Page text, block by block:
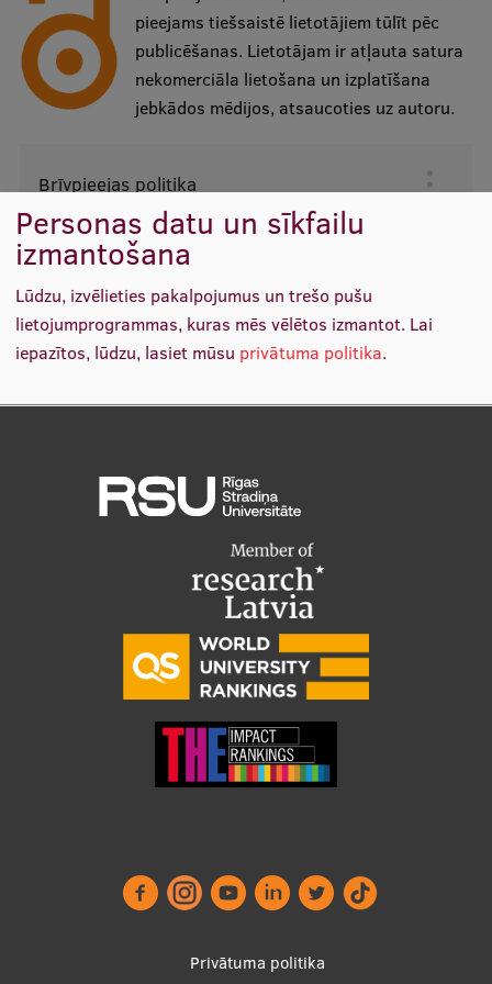
Mobile
galvenā
izvēlne
Studiju iespējas
Maģistra studiju programmas
Doktorantūra
Uzņemšana
Praktiska informācija
Studiju norises vietas
Fakultātes
Mūsu cilvēki
RSU fonds
Muzeji un ekspozīcijas
pieejams tiešsaistē lietotājiem tūlīt pēc
publicēšanas. Lietotājam ir atļauta satura
nekomerciāla lietošana un izplatīšana
jebkādos mēdijos, atsaucoties uz autoru.
Galvenā
izvēlne
Brīvpieejas politika
Privātuma politika
Personas datu un sīkfailu
izmantošana
Lūdzu, izvēlieties pakalpojumus un trešo pušu
lietojumprogrammas, kuras mēs vēlētos izmantot. Lai
iepazītos, lūdzu, lasiet mūsu privātuma politika.
Analītiskie
5 Services